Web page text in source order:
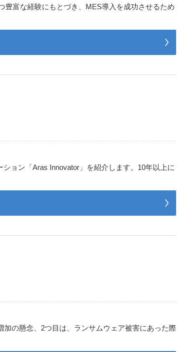
豊富な経験にもとづき、MES導入を成功させるため
ョン「Aras Innovator」を紹介します。10年以上に
の懸念、2つ目は、ランサムウェア被害にあった際